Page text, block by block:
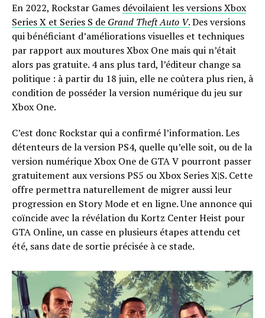
En 2022, Rockstar Games dévoilaient les versions Xbox
Series X et Series S de Grand Theft Auto V.Des versions
qui bénéficiant d’améliorations visuelles et techniques
par rapport aux moutures Xbox One mais qui n’était
alors pas gratuite. 4 ans plus tard, l’éditeur change sa
politique : à partir du 18 juin, elle ne coûtera plus rien, à
condition de posséder la version numérique du jeu sur
Xbox One.
C’est donc Rockstar qui a confirmé l’information. Les
détenteurs de la version PS4, quelle qu’elle soit, ou de la
version numérique Xbox One de GTA V pourront passer
gratuitement aux versions PS5 ou Xbox Series X|S. Cette
offre permettra naturellement de migrer aussi leur
progression en Story Mode et en ligne. Une annonce qui
coïncide avec la révélation du Kortz Center Heist pour
GTA Online, un casse en plusieurs étapes attendu cet
été, sans date de sortie précisée à ce stade.